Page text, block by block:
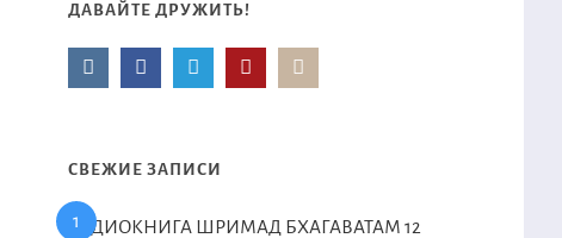
ДАВАЙТЕ ДРУЖИТЬ!
СВЕЖИЕ ЗАПИСИ
АУДИОКНИГА ШРИМАД БХАГАВАТАМ 12